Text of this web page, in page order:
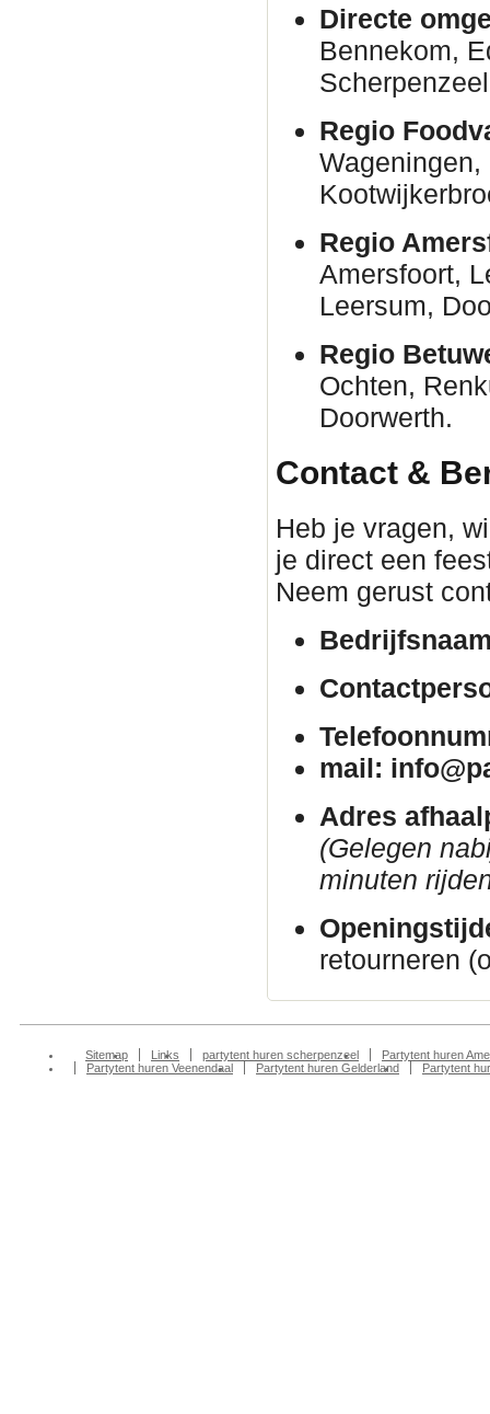
Directe
Bennekom,
Regio
Regio
Amersfoort,
Leersum,
Regio
Ochten,
Doorwerth.
Contact &
Heb je vragen,
je direct een
Neem gerust
mail:
Adres
(Gelegen
minuten
retourneren
Sitemap Links partytent huren scherpenzeel
Partytent huren
Partytent huren Veenendaal
Partytent huren Gelderland Partytent